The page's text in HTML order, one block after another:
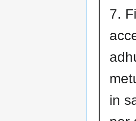
7.
in